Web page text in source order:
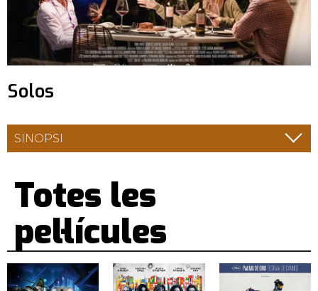
Solos
SINOPSI
Totes les
pel·lícules